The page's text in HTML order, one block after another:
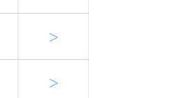
＞
＞